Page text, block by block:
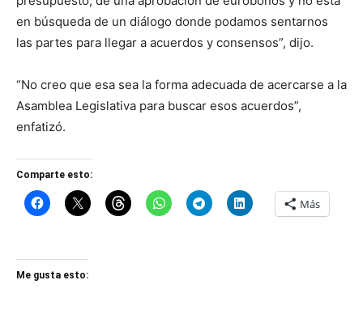
en búsqueda de un diálogo donde podamos sentarnos
las partes para llegar a acuerdos y consensos”, dijo.
“No creo que esa sea la forma adecuada de acercarse a la
Asamblea Legislativa para buscar esos acuerdos”,
enfatizó.
Comparte esto:
Más
Me gusta esto: